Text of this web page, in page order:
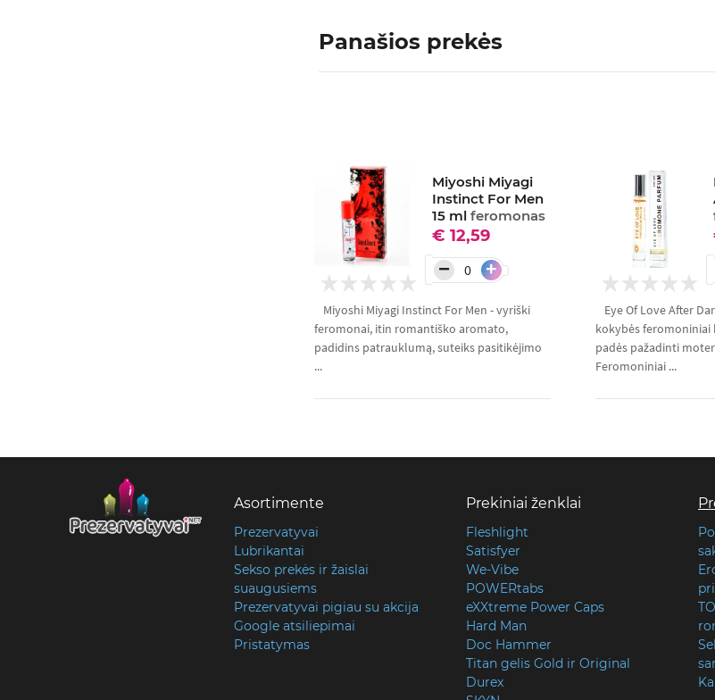
Panašios prekės
Miyoshi Miyagi
Instinct For Men
15 mlferomonas
€ 12,59
− +
Miyoshi Miyagi Instinct For Men - vyriški
feromonai, itin romantiško aromato,
padidins patrauklumą, suteiks pasitikėjimo
...
Eye Of Love After
kokybės
padės pažadinti
Feromoniniai ...
Asortimente
Prezervatyvai
Lubrikantai
Sekso prekės ir žaislai
suaugusiems
Prezervatyvai pigiau su akcija
Google atsiliepimai
Pristatymas
Prekiniai ženklai
Fleshlight
Satisfyer
We-Vibe
POWERtabs
eXXtreme Power Caps
Hard Man
Doc Hammer
Titan gelis Gold ir Original
Durex